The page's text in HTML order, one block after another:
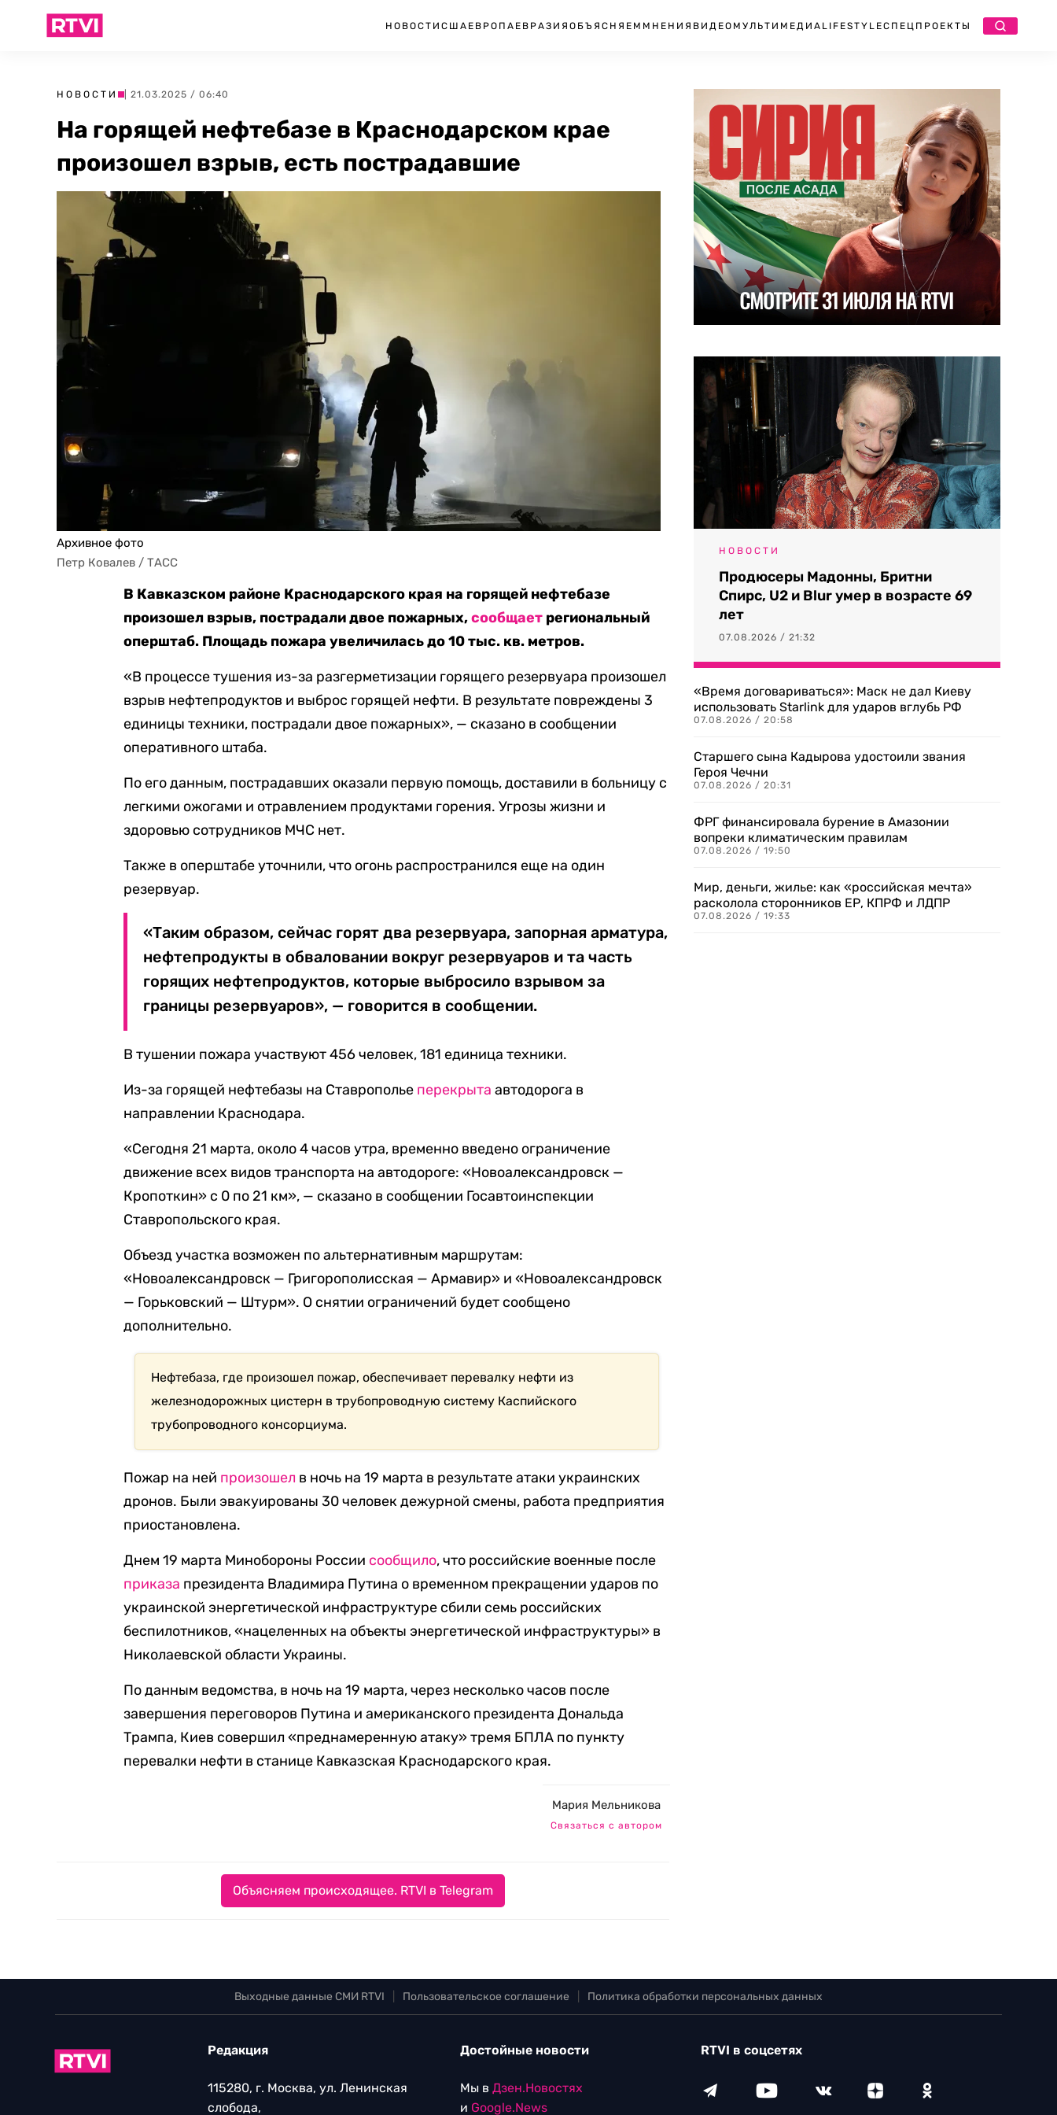
НОВОСТИ США ЕВРОПА ЕВРАЗИЯ ОБЪЯСНЯЕМ МНЕНИЯ ВИДЕО МУЛЬТИМЕДИА LIFESTYLEСПЕЦПРОЕКТЫ
НОВОСТИ | 21.03.2025 / 06:40
На горящей нефтебазе в Краснодарском крае
произошел взрыв, есть пострадавшие
Архивное фото
Петр Ковалев / ТАСС
В Кавказском районе Краснодарского края на горящей нефтебазе
произошел взрыв, пострадали двое пожарных,сообщает региональный
оперштаб. Площадь пожара увеличилась до 10 тыс. кв. метров.
«В процессе тушения из-за разгерметизации горящего резервуара произошел
взрыв нефтепродуктов и выброс горящей нефти. В результате повреждены 3
единицы техники, пострадали двое пожарных», — сказано в сообщении
оперативного штаба.
По его данным, пострадавших оказали первую помощь, доставили в больницу с
легкими ожогами и отравлением продуктами горения. Угрозы жизни и
здоровью сотрудников МЧС нет.
Также в оперштабе уточнили, что огонь распространился еще на один
резервуар.
«Таким образом, сейчас горят два резервуара, запорная арматура,
нефтепродукты в обваловании вокруг резервуаров и та часть
горящих нефтепродуктов, которые выбросило взрывом за
границы резервуаров», — говорится в сообщении.
В тушении пожара участвуют 456 человек, 181 единица техники.
Из-за горящей нефтебазы на Ставрополье перекрыта автодорога в
направлении Краснодара.
«Сегодня 21 марта, около 4 часов утра, временно введено ограничение
движение всех видов транспорта на автодороге: «Новоалександровск —
Кропоткин» с 0 по 21 км», — сказано в сообщении Госавтоинспекции
Ставропольского края.
Объезд участка возможен по альтернативным маршрутам:
«Новоалександровск — Григорополисская — Армавир» и «Новоалександровск
— Горьковский — Штурм». О снятии ограничений будет сообщено
дополнительно.
Нефтебаза, где произошел пожар, обеспечивает перевалку нефти из
железнодорожных цистерн в трубопроводную систему Каспийского
трубопроводного консорциума.
Пожар на ней произошел в ночь на 19 марта в результате атаки украинских
дронов. Были эвакуированы 30 человек дежурной смены, работа предприятия
приостановлена.
Днем 19 марта Минобороны России сообщило, что российские военные после
приказа президента Владимира Путина о временном прекращении ударов по
украинской энергетической инфраструктуре сбили семь российских
беспилотников, «нацеленных на объекты энергетической инфраструктуры» в
Николаевской области Украины.
По данным ведомства, в ночь на 19 марта, через несколько часов после
завершения переговоров Путина и американского президента Дональда
Трампа, Киев совершил «преднамеренную атаку» тремя БПЛА по пункту
перевалки нефти в станице Кавказская Краснодарского края.
Мария Мельникова
Связаться с автором
Объясняем происходящее. RTVI в Telegram
НОВОСТИ
Продюсеры Мадонны, Бритни
Спирс, U2 и Blur умер в возрасте 69
лет
07.08.2026 / 21:32
«Время договариваться»: Маск не дал Киеву
использовать Starlink для ударов вглубь РФ
07.08.2026 / 20:58
Старшего сына Кадырова удостоили звания
Героя Чечни
07.08.2026 / 20:31
ФРГ финансировала бурение в Амазонии
вопреки климатическим правилам
07.08.2026 / 19:50
Мир, деньги, жилье: как «российская мечта»
расколола сторонников ЕР, КПРФ и ЛДПР
07.08.2026 / 19:33
Выходные данные СМИ RTVI Пользовательское соглашение Политика обработки персональных данных
Редакция
115280, г. Москва, ул. Ленинская
слобода,
Достойные новости
Мы в Дзен.Новостях
и Google.News
RTVI в соцсетях